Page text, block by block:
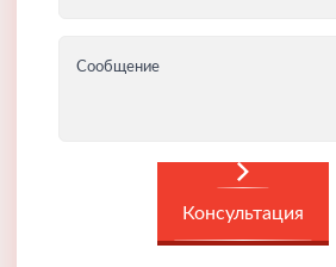
Сообщение
Консультация